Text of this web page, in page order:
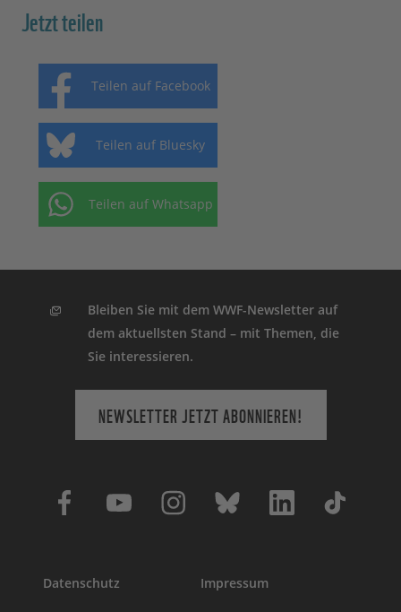
Jetzt teilen
Teilen auf Facebook
Teilen auf Bluesky
Teilen auf Whatsapp
Bleiben Sie mit dem WWF-Newsletter auf
dem aktuellsten Stand – mit Themen, die
Sie interessieren.
NEWSLETTER JETZT ABONNIEREN!
Datenschutz Impressum